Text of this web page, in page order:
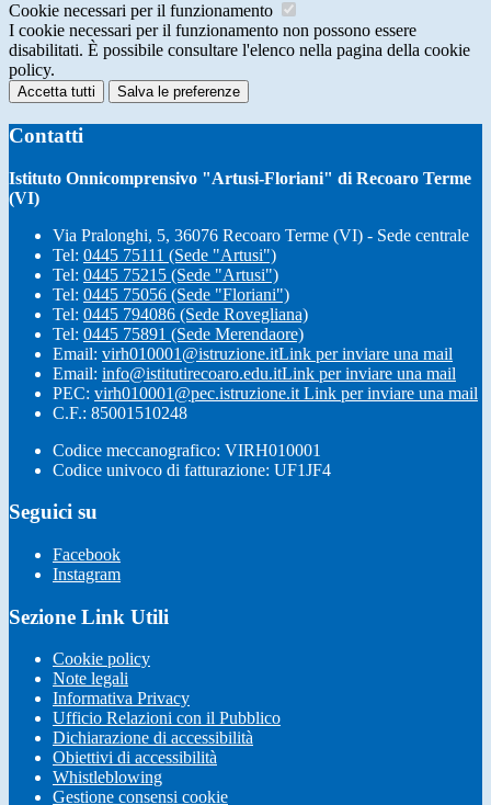
Cookie necessari per il funzionamento
I cookie necessari per il funzionamento non possono essere
disabilitati. È possibile consultare l'elenco nella pagina della cookie
policy.
Accetta tutti Salva le preferenze
Contatti
Istituto Onnicomprensivo "Artusi-Floriani" di Recoaro Terme
(VI)
Via Pralonghi, 5, 36076 Recoaro Terme (VI) - Sede centrale
Tel: 0445 75111 (Sede "Artusi")
Tel: 0445 75215 (Sede "Artusi")
Tel: 0445 75056 (Sede "Floriani")
Tel: 0445 794086 (Sede Rovegliana)
Tel: 0445 75891 (Sede Merendaore)
Email: virh010001@istruzione.itLink per inviare una mail
Email: info@istitutirecoaro.edu.itLink per inviare una mail
PEC: virh010001@pec.istruzione.it Link per inviare una mail
C.F.: 85001510248
Codice meccanografico: VIRH010001
Codice univoco di fatturazione: UF1JF4
Seguici su
Facebook
Instagram
Sezione Link Utili
Cookie policy
Note legali
Informativa Privacy
Ufficio Relazioni con il Pubblico
Dichiarazione di accessibilità
Obiettivi di accessibilità
Whistleblowing
Gestione consensi cookie